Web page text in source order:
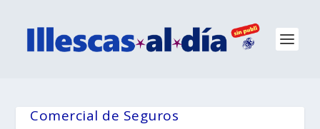
Comercial de Seguros